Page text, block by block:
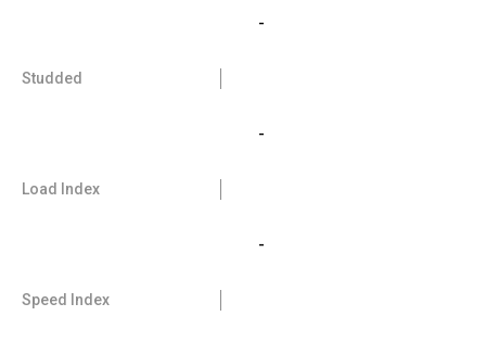
-
Studded
-
Load Index
-
Speed Index